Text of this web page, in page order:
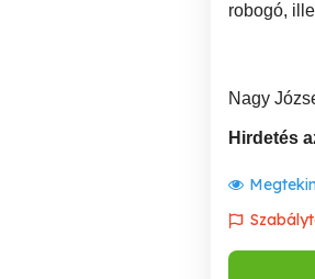
robogó,
Nagy
Hirdetés